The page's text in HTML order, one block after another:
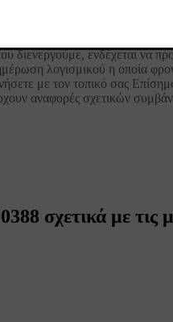
διενεργούμε, ενδέχεται
λογισμικού η οποία
με τον τοπικό σας
αναφορές σχετικών
σχετικά με